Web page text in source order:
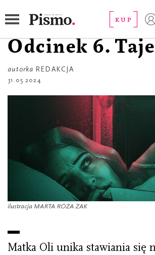
KUP
Śledztwo
Odcinek 6.
autorka REDAKCJA
31.05.2024
ilustracja MARTA RÓŻA ŻAK
Matka Oli unika stawiania się